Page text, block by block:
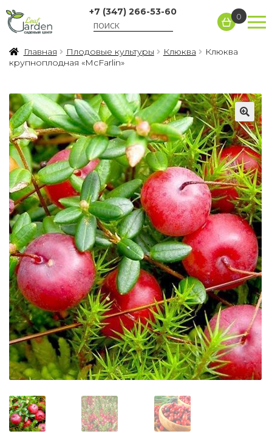
+7 (347) 266-53-60 0
Главная Плодовые культуры Клюква
Клюква
крупноплодная «McFarlin»